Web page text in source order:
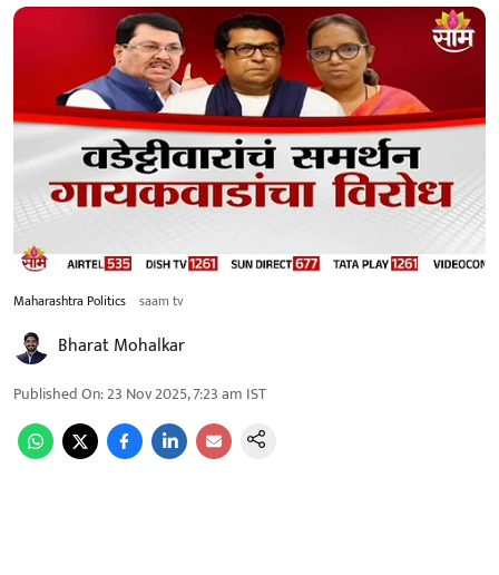
Maharashtra Politics saam tv
Bharat Mohalkar
Published On:23 Nov 2025, 7:23 am IST